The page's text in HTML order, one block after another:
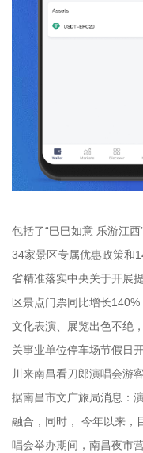
包括了“巳巳如意 乐游江
34家景区专属优惠政策和
省精准落实中央关于开展
区景点门票同比增长
文化表演、展览出色不绝
关事业单位停车场节假日
川来南昌看刀郎演唱会游
据南昌市文广旅局消息：
融合，同时， 今年以来，
唱会举办期间，南昌夜市